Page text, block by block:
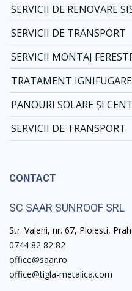
SERVICII DE RENOVARE
SERVICII DE TRANSPORT
SERVICII MONTAJ
TRATAMENT
PANOURI SOLARE ȘI
SERVICII DE TRANSPORT
CONTACT
SC SAAR SUNROOF SRL
Str. Valeni, nr. 67, Ploiesti,
0744 82 82 82
office@saar.ro
office@tigla-metalica.com